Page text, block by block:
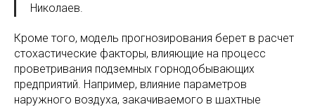
Николаев.
Кроме того, модель прогнозирования берет в расчет
стохастические факторы, влияющие на процесс
проветривания подземных горнодобывающих
предприятий. Например, влияние параметров
наружного воздуха, закачиваемого в шахтные